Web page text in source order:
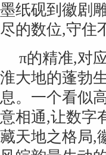
墨纸砚到徽剧
尽的数位,守住
π的精准,对
淮大地的蓬勃
息。一个看似
意相通,让数字
藏天地之格局,